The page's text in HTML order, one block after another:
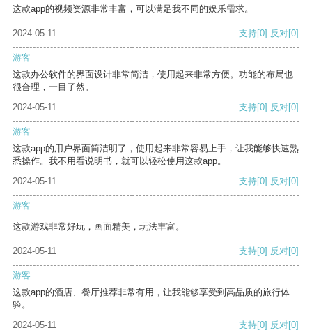
这款app的视频资源非常丰富，可以满足我不同的娱乐需求。
2024-05-11 支持[0] 反对[0]
游客
这款办公软件的界面设计非常简洁，使用起来非常方便。功能的布局也
很合理，一目了然。
2024-05-11
支持[0] 反对[0]
游客
这款app的用户界面简洁明了，使用起来非常容易上手，让我能够快速熟
悉操作。我不用看说明书，就可以轻松使用这款app。
2024-05-11
支持[0] 反对[0]
游客
这款游戏非常好玩，画面精美，玩法丰富。
2024-05-11 支持[0] 反对[0]
游客
这款app的酒店、餐厅推荐非常有用，让我能够享受到高品质的旅行体
验。
2024-05-11
支持[0] 反对[0]